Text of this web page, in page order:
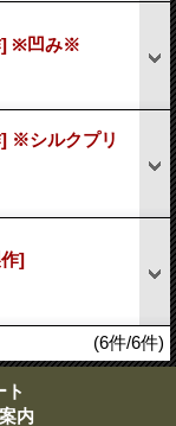
] ※凹み※
※シルクプリ
]
(6件/6件)
ト
内